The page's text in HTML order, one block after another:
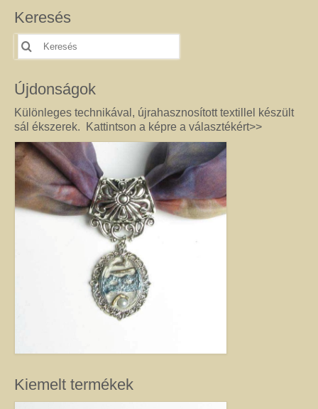
kedvelt színekhez illő egyedi vagy kis szériás Harmónia ékszer garantáltan
örömöt szerez.
Drót ékszer
egyéniség sem. A kőbefoglalással készült ékszernél nem csak a kő színe és
alkotás közben derül ki, hogy mit kíván a kő, és hogyan lehet biztossá tenni
a foglalatot.) Még akkor sem tudom garantálni, hogy az adott modellből
készült darabok egyformák lesznek, ha a kövek ugyanolyan formára
csiszoltak. A drót sosem hajlik egyformán. (Többek között ettől és az alkotói
fantáziától egyedi a kézműves Harmónia Ékszer.) A kőbefoglalásos
ékszereket gondosan válogatott valódi ásvány, féldrágakő, kristály
felhasználásával készítem, így a gyógyító kövek minden vélt vagy tapasztalt
pozitív hatásával rendelkeznek. (Néha gyöngy, strassz vagy fém díszítést is
alkalmazok, hogy a végeredmény még egyedibb legyen. Sőt, ásvány nélkül,
csak drót felhasználásával is tudok szépséget alkotni. Ezt később mutatom
meg Önnek.) Ha szeretne valóban egyedi ékszert magának, akkor ebben a
kategóriában megtalálja azt, amely kiemeli egyénisége szépségét. Ha
ajándék ötletek miatt kereste fel ezt az oldalt, akkor jó helyen jár. Az egyedi,
kézimunkával készült alkotás mindig értéket képvisel. Remek ajándék
világában, mivel ezek is az egyéniség szépségét emelik ki. Nagy gonddal
válogattam ki azokat az ékszereket, amelyek megfelelnek ennek a magas
Keresés
Keresés
erre:
Újdonságok
Különleges technikával, újrahasznosított textillel készült
sál ékszerek. Kattintson a képre a választékért>>
Kiemelt termékek